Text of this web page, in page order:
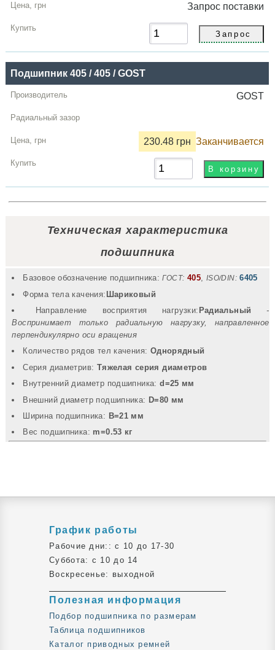
Запрос поставки
Подшипник 405 / 405 / GOST
GOST
230.48 грн Заканчивается
Техническая характеристика
подшипника
Базовое обозначение подшипника: ГОСТ: 405, ISO/DIN: 6405
Форма тела качения: Шариковый
Направление восприятия нагрузки: Радиальный
-
Воспринимает только радиальную нагрузку, направленное
перпендикулярно оси вращения
Количество рядов тел качения: Однорядный
Серия диаметрив: Тяжелая серия диаметров
Внутренний диаметр подшипника:d=25 мм
Внешний диаметр подшипника: D=80 мм
Ширина подшипника: B=21 мм
Вec подшипника: m=0.53 кг
График работы
Рабочие дни:: c 10 до 17-30
Суббота: c 10 до 14
Воскресенье: выходной
Полезная информация
Подбор подшипника по размерам
Таблица подшипников
Каталог приводных ремней